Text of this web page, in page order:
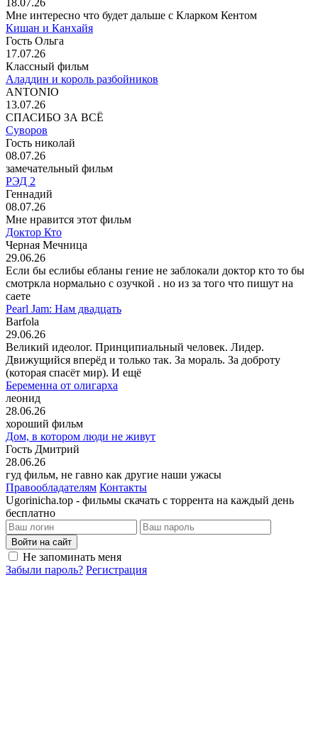
Мне интересно что будет дальше с Кларком Кентом
Кишан и Канхайя
Гость Ольга
17.07.26
Классный фильм
Аладдин и король разбойников
ANTONIO
13.07.26
СПАСИБО ЗА ВСЁ
Суворов
Гость николай
08.07.26
замечательный фильм
РЭД 2
Геннадий
08.07.26
Мне нравится этот фильм
Доктор Кто
Черная Мечница
29.06.26
Если бы еслибы ебланы гение не заблокали доктор кто то бы
смотркла нормально с озучкой . но из за того что пишут на
саете
Pearl Jam: Нам двадцать
Barfola
29.06.26
Великий идеолог. Принципиальный человек. Лидер.
Движущийся вперёд и только так. За мораль. За доброту
(которая спасёт мир). И ещё
Беременна от олигарха
леонид
28.06.26
хороший фильм
Дом, в котором люди не живут
Гость Дмитрий
28.06.26
гуд фильм, не гавно как другие наши ужасы
Правообладателям Контакты
Ugorinicha.top - фильмы скачать с торрента на каждый день
бесплатно
Войти на сайт
Не запоминать меня
Забыли пароль? Регистрация